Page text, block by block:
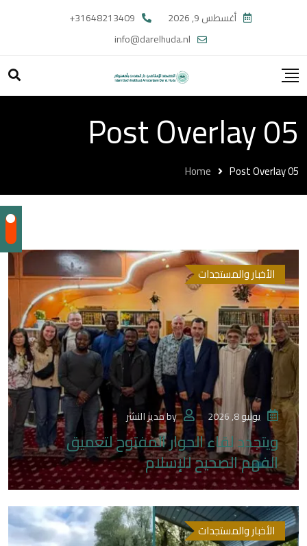
أغسطس 9, 2026
31648213409+
info@darelhuda.nl
Post Overlay 05
Home Post Overlay 05
الأخبار والمستجدات
يونيو 8, 2026 byمدير النشر
ويتجدد لقاء الحوار المفتوح لتعميق
الفهم الصحيح للإسلام
الأخبار والمستجدات